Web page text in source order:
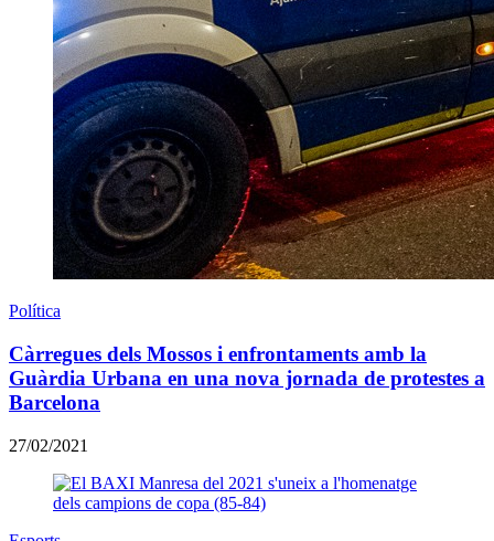
Política
Càrregues dels Mossos i enfrontaments amb la
Guàrdia Urbana en una nova jornada de protestes a
Barcelona
27/02/2021